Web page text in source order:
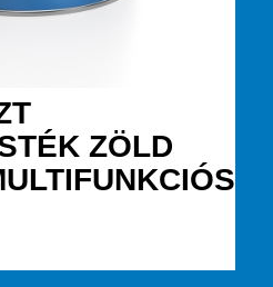
ZÖLD